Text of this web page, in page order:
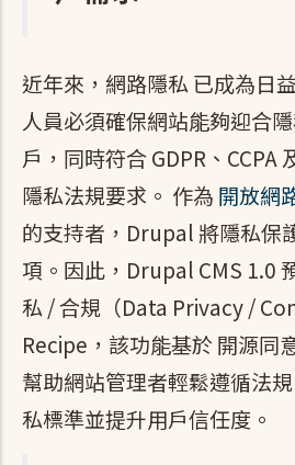
近年來，網路隱私 已成為日
人員必須確保網站能夠迎合
戶，同時符合 GDPR、CCPA
隱私法規要求。 作為 開放網
的支持者，Drupal 將隱私保
項。因此，Drupal CMS 1.0
私 / 合規（Data Privacy /
Recipe，該功能基於 開源同
幫助網站管理者輕鬆遵循法
私標準並提升用戶信任度。